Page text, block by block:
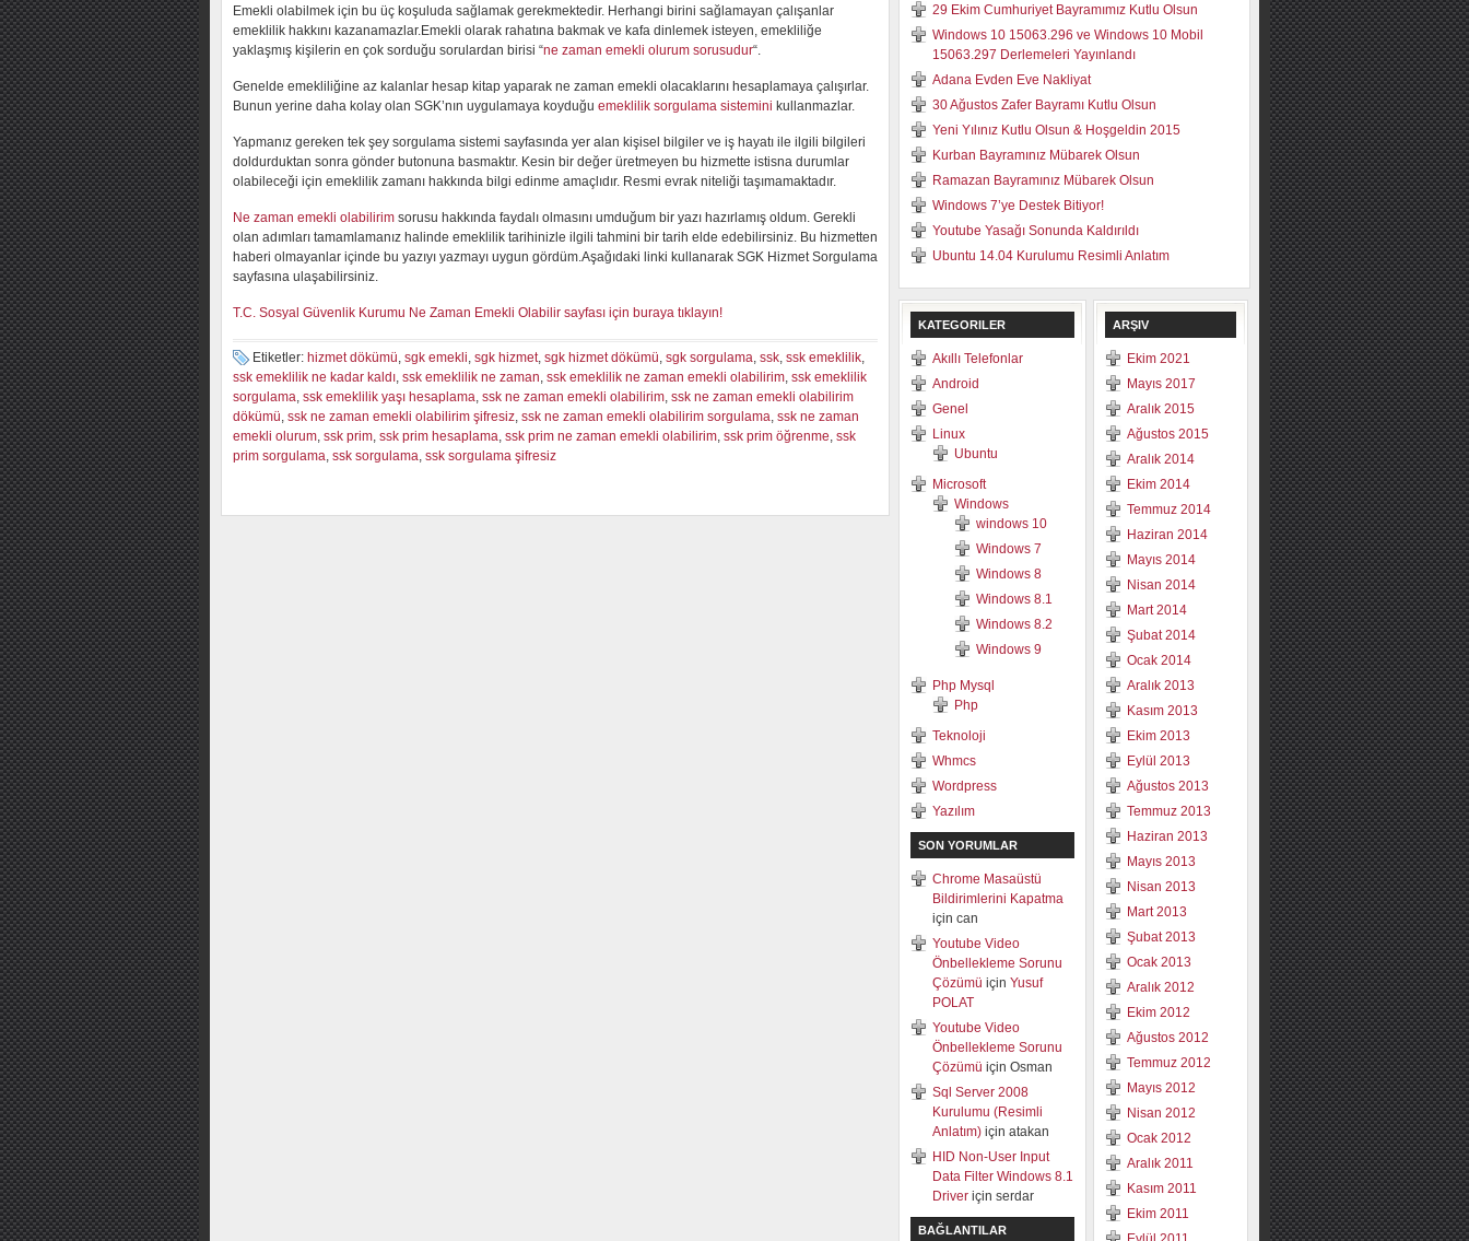
Emekli olabilmek için bu üç koşuluda sağlamak gerekmektedir. Herhangi birini sağlamayan çalışanlar
emeklilik hakkını kazanamazlar.Emekli olarak rahatına bakmak ve kafa dinlemek isteyen, emekliliğe
yaklaşmış kişilerin en çok sorduğu sorulardan birisi “ne zaman emekli olurum sorusudur“.
Genelde emekliliğine az kalanlar hesap kitap yaparak ne zaman emekli olacaklarını hesaplamaya çalışırlar.
Bunun yerine daha kolay olan SGK’nın uygulamaya koyduğu emeklilik sorgulama sistemini kullanmazlar.
Yapmanız gereken tek şey sorgulama sistemi sayfasında yer alan kişisel bilgiler ve iş hayatı ile ilgili bilgileri
doldurduktan sonra gönder butonuna basmaktır. Kesin bir değer üretmeyen bu hizmette istisna durumlar
olabileceği için emeklilik zamanı hakkında bilgi edinme amaçlıdır. Resmi evrak niteliği taşımamaktadır.
Ne zaman emekli olabilirim sorusu hakkında faydalı olmasını umduğum bir yazı hazırlamış oldum. Gerekli
olan adımları tamamlamanız halinde emeklilik tarihinizle ilgili tahmini bir tarih elde edebilirsiniz. Bu hizmetten
haberi olmayanlar içinde bu yazıyı yazmayı uygun gördüm.Aşağıdaki linki kullanarak SGK Hizmet Sorgulama
sayfasına ulaşabilirsiniz.
T.C. Sosyal Güvenlik Kurumu Ne Zaman Emekli Olabilir sayfası için buraya tıklayın!
Etiketler: hizmet dökümü, sgk emekli, sgk hizmet, sgk hizmet dökümü, sgk sorgulama, ssk, ssk emeklilik,
ssk emeklilik ne kadar kaldı, ssk emeklilik ne zaman, ssk emeklilik ne zaman emekli olabilirim, ssk emeklilik
sorgulama, ssk emeklilik yaşı hesaplama, ssk ne zaman emekli olabilirim, ssk ne zaman emekli olabilirim
dökümü, ssk ne zaman emekli olabilirim şifresiz, ssk ne zaman emekli olabilirim sorgulama, ssk ne zaman
emekli olurum, ssk prim, ssk prim hesaplama, ssk prim ne zaman emekli olabilirim, ssk prim öğrenme, ssk
prim sorgulama, ssk sorgulama, ssk sorgulama şifresiz
29 Ekim Cumhuriyet Bayramımız Kutlu Olsun
Windows 10 15063.296 ve Windows 10 Mobil
15063.297 Derlemeleri Yayınlandı
Adana Evden Eve Nakliyat
30 Ağustos Zafer Bayramı Kutlu Olsun
Yeni Yılınız Kutlu Olsun & Hoşgeldin 2015
Kurban Bayramınız Mübarek Olsun
Ramazan Bayramınız Mübarek Olsun
Windows 7’ye Destek Bitiyor!
Youtube Yasağı Sonunda Kaldırıldı
Ubuntu 14.04 Kurulumu Resimli Anlatım
KATEGORILER
Akıllı Telefonlar
Android
Genel
Linux
Ubuntu
Microsoft
Windows
windows 10
Windows 7
Windows 8
Windows 8.1
Windows 8.2
Windows 9
Php Mysql
Php
Teknoloji
Whmcs
Wordpress
Yazılım
SON YORUMLAR
Chrome Masaüstü
Bildirimlerini Kapatma
için can
Youtube Video
Önbellekleme Sorunu
Çözümü için Yusuf
POLAT
Youtube Video
Önbellekleme Sorunu
Çözümü için Osman
Sql Server 2008
Kurulumu (Resimli
Anlatım) için atakan
HID Non-User Input
Data Filter Windows 8.1
Driver için serdar
BAĞLANTILAR
ARŞIV
Ekim 2021
Mayıs 2017
Aralık 2015
Ağustos 2015
Aralık 2014
Ekim 2014
Temmuz 2014
Haziran 2014
Mayıs 2014
Nisan 2014
Mart 2014
Şubat 2014
Ocak 2014
Aralık 2013
Kasım 2013
Ekim 2013
Eylül 2013
Ağustos 2013
Temmuz 2013
Haziran 2013
Mayıs 2013
Nisan 2013
Mart 2013
Şubat 2013
Ocak 2013
Aralık 2012
Ekim 2012
Ağustos 2012
Temmuz 2012
Mayıs 2012
Nisan 2012
Ocak 2012
Aralık 2011
Kasım 2011
Ekim 2011